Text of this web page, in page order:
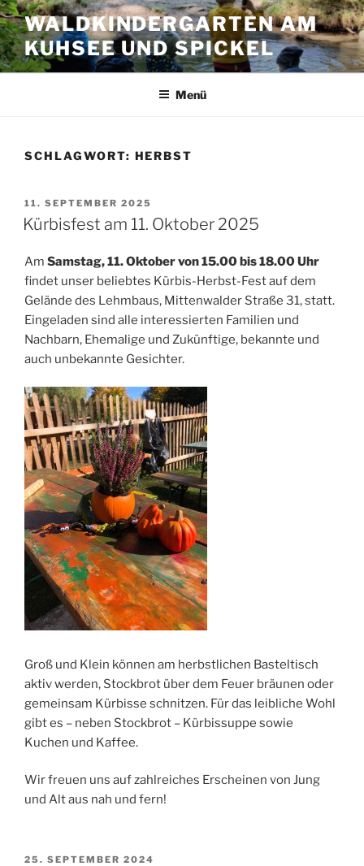
Zum
Inhalt
springen
WALDKINDERGARTEN AM
KUHSEE UND SPICKEL
Menü
SCHLAGWORT: HERBST
VERÖFFENTLICHT
AM
11. SEPTEMBER 2025
Kürbisfest am 11. Oktober 2025
Am Samstag, 11. Oktober von 15.00 bis 18.00 Uhr
findet unser beliebtes Kürbis-Herbst-Fest auf dem
Gelände des Lehmbaus, Mittenwalder Straße 31, statt.
Eingeladen sind alle interessierten Familien und
Nachbarn, Ehemalige und Zukünftige, bekannte und
auch unbekannte Gesichter.
Groß und Klein können am herbstlichen Basteltisch
aktiv werden, Stockbrot über dem Feuer bräunen oder
gemeinsam Kürbisse schnitzen. Für das leibliche Wohl
gibt es – neben Stockbrot – Kürbissuppe sowie
Kuchen und Kaffee.
Wir freuen uns auf zahlreiches Erscheinen von Jung
und Alt aus nah und fern!
VERÖFFENTLICHT
25. SEPTEMBER 2024